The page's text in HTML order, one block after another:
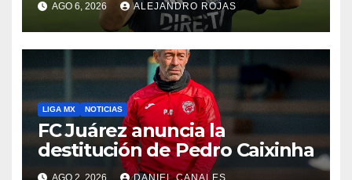
AGO 6, 2026 ALEJANDRO ROJAS
LIGA MX NOTICIAS
FC Juárez anuncia la
destitución de Pedro Caixinha
AGO 2, 2026 DANIEL CANALES